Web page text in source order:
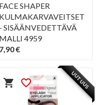
FACE SHAPER
KULMAKARVAVEITSET
- SISÄÄNVEDETTÄVÄ
MALLI 4959
7,90 €
shopping_cart favorite_border UUTUUS